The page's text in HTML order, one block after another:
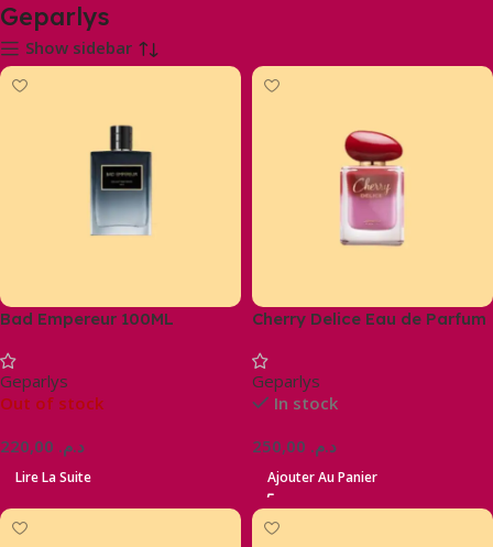
Geparlys
Show sidebar
Bad Empereur 100ML
Geparlys
Out of stock
د.م.
Lire La Suite
Cherry Delice Eau de Parfum
Geparlys
In stock
د.م.
Ajouter Au Panier